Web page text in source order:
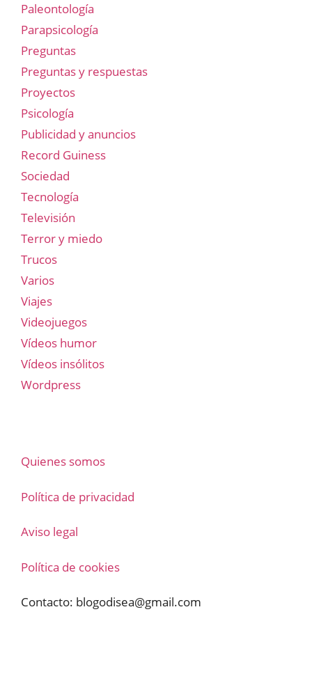
Paleontología
Parapsicología
Preguntas
Preguntas y respuestas
Proyectos
Psicología
Publicidad y anuncios
Record Guiness
Sociedad
Tecnología
Televisión
Terror y miedo
Trucos
Varios
Viajes
Videojuegos
Vídeos humor
Vídeos insólitos
Wordpress
Quienes somos
Política de privacidad
Aviso legal
Política de cookies
Contacto: blogodisea@gmail.com